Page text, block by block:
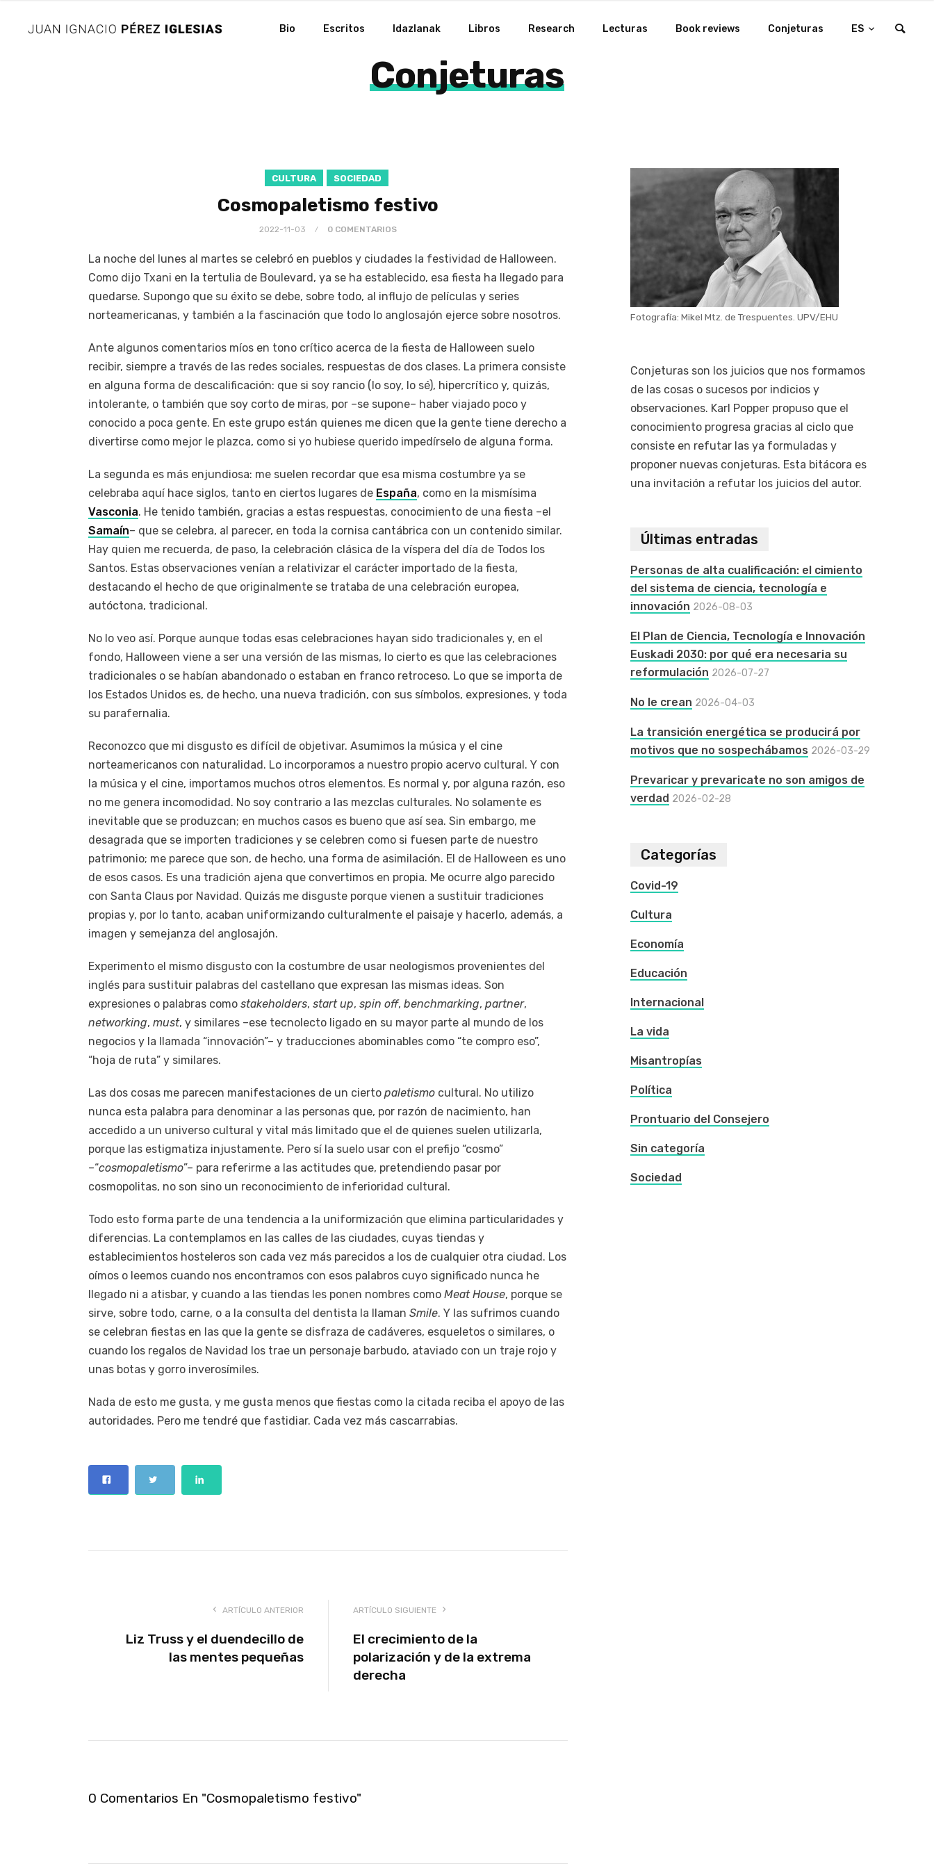
Bio Escritos Idazlanak Libros Research Lecturas Book reviews Conjeturas ES
Conjeturas
CULTURA SOCIEDAD
Cosmopaletismo festivo
2022-11-03 0 COMENTARIOS
La noche del lunes al martes se celebró en pueblos y ciudades la festividad de Halloween.
Como dijo Txani en la tertulia de Boulevard, ya se ha establecido, esa fiesta ha llegado para
quedarse. Supongo que su éxito se debe, sobre todo, al influjo de películas y series
norteamericanas, y también a la fascinación que todo lo anglosajón ejerce sobre nosotros.
Ante algunos comentarios míos en tono crítico acerca de la fiesta de Halloween suelo
recibir, siempre a través de las redes sociales, respuestas de dos clases. La primera consiste
en alguna forma de descalificación: que si soy rancio (lo soy, lo sé), hipercrítico y, quizás,
intolerante, o también que soy corto de miras, por –se supone– haber viajado poco y
conocido a poca gente. En este grupo están quienes me dicen que la gente tiene derecho a
divertirse como mejor le plazca, como si yo hubiese querido impedírselo de alguna forma.
La segunda es más enjundiosa: me suelen recordar que esa misma costumbre ya se
celebraba aquí hace siglos, tanto en ciertos lugares de España, como en la mismísima
Vasconia. He tenido también, gracias a estas respuestas, conocimiento de una fiesta –el
Samaín– que se celebra, al parecer, en toda la cornisa cantábrica con un contenido similar.
Hay quien me recuerda, de paso, la celebración clásica de la víspera del día de Todos los
Santos. Estas observaciones venían a relativizar el carácter importado de la fiesta,
destacando el hecho de que originalmente se trataba de una celebración europea,
autóctona, tradicional.
No lo veo así. Porque aunque todas esas celebraciones hayan sido tradicionales y, en el
fondo, Halloween viene a ser una versión de las mismas, lo cierto es que las celebraciones
tradicionales o se habían abandonado o estaban en franco retroceso. Lo que se importa de
los Estados Unidos es, de hecho, una nueva tradición, con sus símbolos, expresiones, y toda
su parafernalia.
Reconozco que mi disgusto es difícil de objetivar. Asumimos la música y el cine
norteamericanos con naturalidad. Lo incorporamos a nuestro propio acervo cultural. Y con
la música y el cine, importamos muchos otros elementos. Es normal y, por alguna razón, eso
no me genera incomodidad. No soy contrario a las mezclas culturales. No solamente es
inevitable que se produzcan; en muchos casos es bueno que así sea. Sin embargo, me
desagrada que se importen tradiciones y se celebren como si fuesen parte de nuestro
patrimonio; me parece que son, de hecho, una forma de asimilación. El de Halloween es uno
de esos casos. Es una tradición ajena que convertimos en propia. Me ocurre algo parecido
con Santa Claus por Navidad. Quizás me disguste porque vienen a sustituir tradiciones
propias y, por lo tanto, acaban uniformizando culturalmente el paisaje y hacerlo, además, a
imagen y semejanza del anglosajón.
Experimento el mismo disgusto con la costumbre de usar neologismos provenientes del
inglés para sustituir palabras del castellano que expresan las mismas ideas. Son
expresiones o palabras como stakeholders, start up, spin off, benchmarking, partner,
networking, must, y similares –ese tecnolecto ligado en su mayor parte al mundo de los
negocios y la llamada “innovación”– y traducciones abominables como “te compro eso”,
“hoja de ruta” y similares.
Las dos cosas me parecen manifestaciones de un cierto paletismo cultural. No utilizo
nunca esta palabra para denominar a las personas que, por razón de nacimiento, han
accedido a un universo cultural y vital más limitado que el de quienes suelen utilizarla,
porque las estigmatiza injustamente. Pero sí la suelo usar con el prefijo “cosmo”
–“cosmopaletismo”– para referirme a las actitudes que, pretendiendo pasar por
cosmopolitas, no son sino un reconocimiento de inferioridad cultural.
Todo esto forma parte de una tendencia a la uniformización que elimina particularidades y
diferencias. La contemplamos en las calles de las ciudades, cuyas tiendas y
establecimientos hosteleros son cada vez más parecidos a los de cualquier otra ciudad. Los
oímos o leemos cuando nos encontramos con esos palabros cuyo significado nunca he
llegado ni a atisbar, y cuando a las tiendas les ponen nombres como Meat House, porque se
sirve, sobre todo, carne, o a la consulta del dentista la llaman Smile. Y las sufrimos cuando
se celebran fiestas en las que la gente se disfraza de cadáveres, esqueletos o similares, o
cuando los regalos de Navidad los trae un personaje barbudo, ataviado con un traje rojo y
unas botas y gorro inverosímiles.
Nada de esto me gusta, y me gusta menos que fiestas como la citada reciba el apoyo de las
autoridades. Pero me tendré que fastidiar. Cada vez más cascarrabias.
ARTÍCULO ANTERIOR
Liz Truss y el duendecillo de
las mentes pequeñas
ARTÍCULO SIGUIENTE
El crecimiento de la
polarización y de la extrema
derecha
0 Comentarios En "Cosmopaletismo festivo"
Fotografía: Mikel Mtz. de Trespuentes. UPV/EHU
Conjeturas son los juicios que nos formamos
de las cosas o sucesos por indicios y
observaciones. Karl Popper propuso que el
conocimiento progresa gracias al ciclo que
consiste en refutar las ya formuladas y
proponer nuevas conjeturas. Esta bitácora es
una invitación a refutar los juicios del autor.
Últimas entradas
Personas de alta cualificación: el cimiento
del sistema de ciencia, tecnología e
innovación 2026-08-03
El Plan de Ciencia, Tecnología e Innovación
Euskadi 2030: por qué era necesaria su
reformulación 2026-07-27
No le crean 2026-04-03
La transición energética se producirá por
motivos que no sospechábamos 2026-03-29
Prevaricar y prevaricate no son amigos de
verdad 2026-02-28
Categorías
Covid-19
Cultura
Economía
Educación
Internacional
La vida
Misantropías
Política
Prontuario del Consejero
Sin categoría
Sociedad